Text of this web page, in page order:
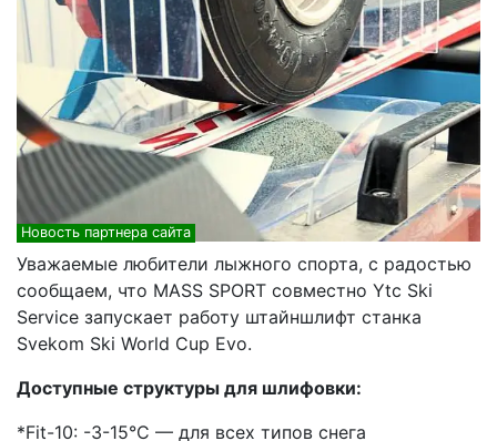
Новость партнера сайта
Уважаемые любители лыжного спорта, с радостью
сообщаем, что MASS SPORT совместно Ytc Ski
Service запускает работу штайншлифт станка
Svekom Ski World Cup Evo.
Доступные структуры для шлифовки:
*Fit-10: -3-15°C — для всех типов снега